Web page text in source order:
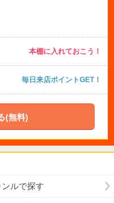
本棚に入れておこう！
毎日来店ポイントGET！
(無料)
ンルで探す